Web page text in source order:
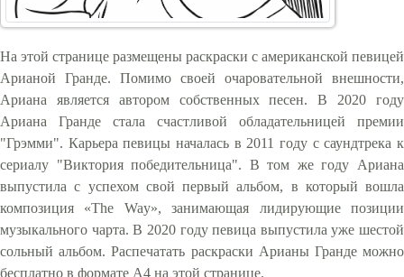
На этой странице размещены раскраски с американской певицей
Арианой Гранде. Помимо своей очаровательной внешности,
Ариана является автором собственных песен. В 2020 году
Ариана Гранде стала счастливой обладательницей премии
"Грэмми". Карьера певицы началась в 2011 году с саундтрека к
сериалу "Виктория победительница". В том же году Ариана
выпустила с успехом свой первый альбом, в который вошла
композиция «The Way», занимающая лидирующие позиции
музыкального чарта. В 2020 году певица выпустила уже шестой
сольный альбом. Распечатать раскраски Арианы Гранде можно
бесплатно в формате А4 на этой странице.